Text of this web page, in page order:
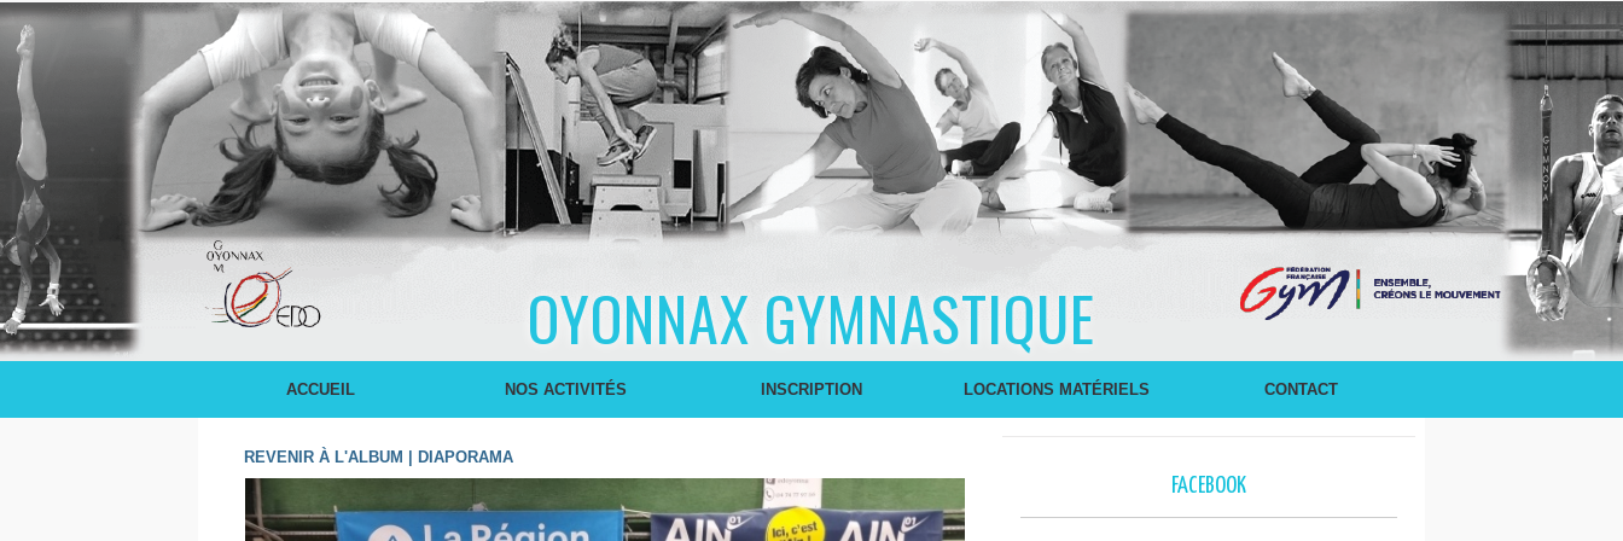
OYONNAX GYMNASTIQUE
ACCUEIL NOS ACTIVITÉS INSCRIPTION LOCATIONS MATÉRIELS CONTACT
REVENIR À L'ALBUM DIAPORAMA
FACEBOOK